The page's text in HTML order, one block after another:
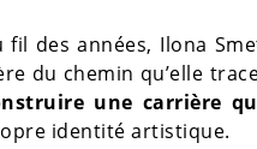
fil des années, Ilona
du chemin qu’elle
une carrière
identité artistique.